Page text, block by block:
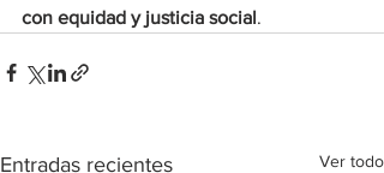
con equidad y justicia social.
Entradas recientes Ver todo